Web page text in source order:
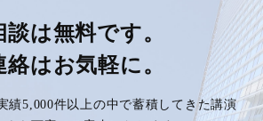
談は無料です。
絡はお気軽に。
績5,000件以上の中で蓄積してきた講演